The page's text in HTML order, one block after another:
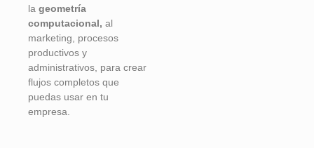
la geometría
computacional, al
marketing, procesos
productivos y
administrativos, para crear
flujos completos que
puedas usar en tu
empresa.